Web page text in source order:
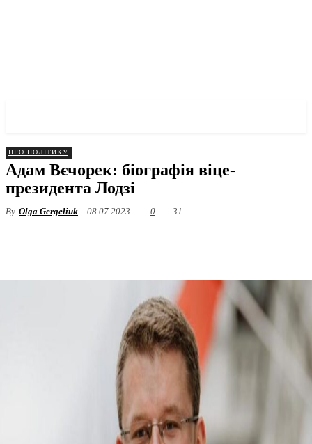
ПРО ПОЛІТИКУ
Адам Вєчорек: біографія віце-
президента Лодзі
By Olga Gergeliuk 08.07.2023 0 31